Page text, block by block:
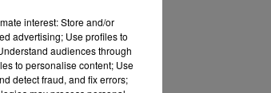
âgé
interest: Store and/or
advertising; Use profiles to
audiences through
to personalise content; Use
detect fraud, and fix errors;